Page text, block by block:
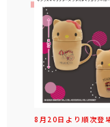
8月20日より順次登